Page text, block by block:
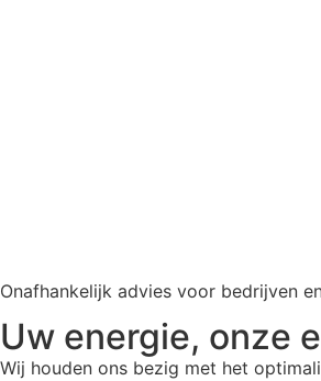
Onafhankelijk advies voor bedrijven
Uw energie, onze
Wij houden ons bezig met het